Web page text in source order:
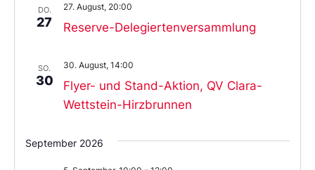
DO.
27 Reserve-Delegiertenversammlung
27. August, 20:00
SO.
30
Flyer- und Stand-Aktion, QV Clara-
Wettstein-Hirzbrunnen
30. August, 14:00
September 2026